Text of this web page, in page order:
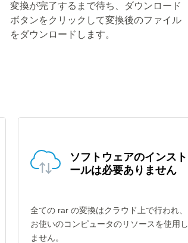
変換が完了するまで待ち、ダウンロード
ボタンをクリックして変換後のファイル
をダウンロードします。
ソフトウェアのインスト
ールは必要ありません
全ての rar の変換はクラウド上で行われ、
お使いのコンピュータのリソースを使用し
ません。